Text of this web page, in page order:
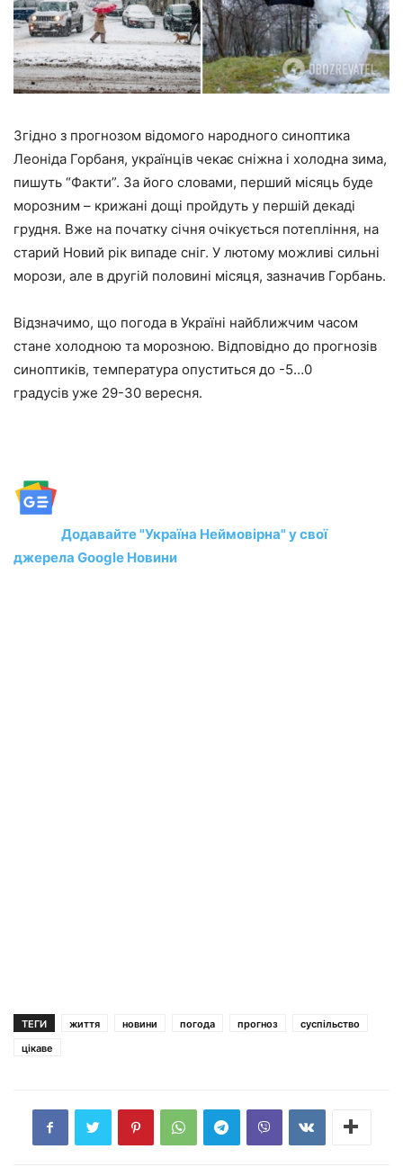
Згідно з прогнозом відомого народного синоптика
Леоніда Горбаня, українців чекає сніжна і холодна зима,
пишуть “Факти”. За його словами, перший місяць буде
морозним – крижані дощі пройдуть у першій декаді
грудня. Вже на початку січня очікується потепління, на
старий Новий рік випаде сніг. У лютому можливі сильні
морози, але в другій половині місяця, зазначив Горбань.
Відзначимо, що погода в Україні найближчим часом
стане холодною та морозною. Відповідно до прогнозів
синоптиків, температура опуститься до -5…0
градусів уже 29-30 вересня.
Додавайте "Україна Неймовірна" у свої
джерела Google Новини
ТЕГИ життя новини погода прогноз
суспільство
цікаве